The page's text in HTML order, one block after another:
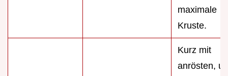
maximale
Kruste.
Kurz mit
anrösten,